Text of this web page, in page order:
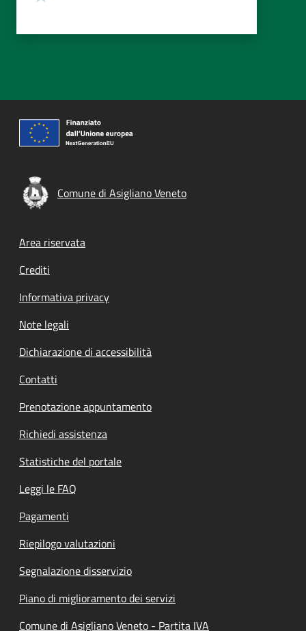
Comune di Asigliano Veneto
Footer menu
Area riservata
Crediti
Informativa privacy
Note legali
Dichiarazione di accessibilità
Contatti
Prenotazione appuntamento
Richiedi assistenza
Statistiche del portale
Leggi le FAQ
Pagamenti
Riepilogo valutazioni
Segnalazione disservizio
Piano di miglioramento dei servizi
Comune di Asigliano Veneto - Partita IVA